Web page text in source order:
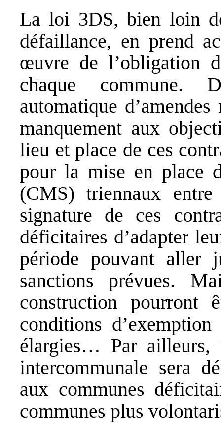
La loi 3DS, bien loin
défaillance, en prend
œuvre de l’obligation
chaque commune.
automatique
manquement aux
lieu et place de ces
pour la mise en place
(CMS) triennaux
signature de ces
déficitaires d’adapter
période pouvant aller
sanctions prévues.
construction
conditions
élargies… Par ailleurs,
intercommunale sera
aux communes
communes plus